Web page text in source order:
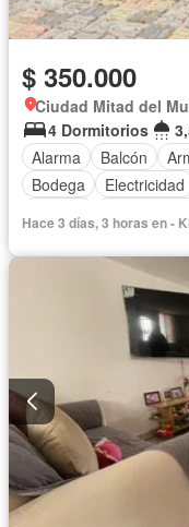
$ 350.000
Ciudad Mitad del
4 Dormitorios
Alarma
Balcón
Bodega
Electricidad
Hace 3 días, 3 horas en -